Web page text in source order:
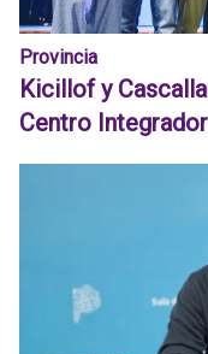
Provincia
Kicillof y
Centro